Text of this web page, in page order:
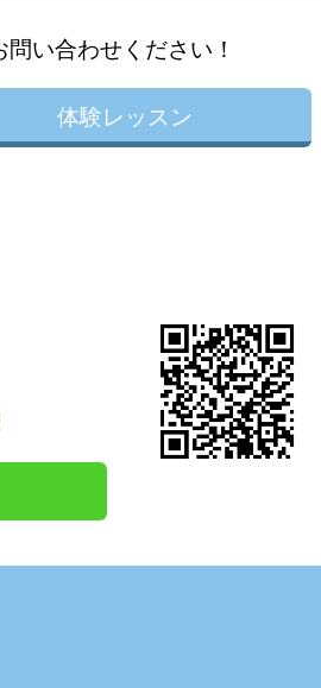
い合わせください！
体験レッスン